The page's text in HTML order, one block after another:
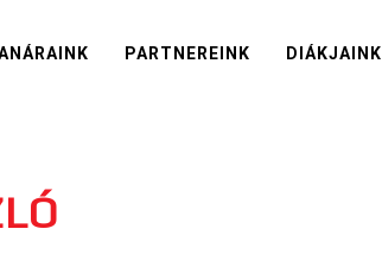
PARTNEREINK DIÁKJAINK